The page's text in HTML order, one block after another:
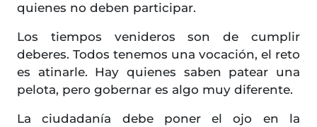
quienes no deben participar.
Los tiempos venideros son de cumplir
deberes. Todos tenemos una vocación, el reto
es atinarle. Hay quienes saben patear una
pelota, pero gobernar es algo muy diferente.
La ciudadanía debe poner el ojo en la